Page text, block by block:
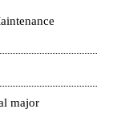
major